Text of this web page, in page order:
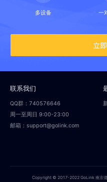
多设备 一
立
联系我们
QQ群：740576646
周一至周日 9:00-23:00
邮箱：support@golink.com
Copyright © 2017-2022 GoLink 南京